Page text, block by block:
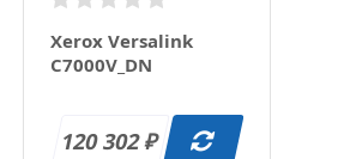
Xerox Versalink
C7000V_DN
120 302₽